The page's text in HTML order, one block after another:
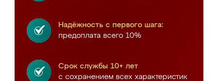
Надёжность с первого шага:
предоплата всего 10%
Срок службы 10+ лет
с сохранением всех характеристик